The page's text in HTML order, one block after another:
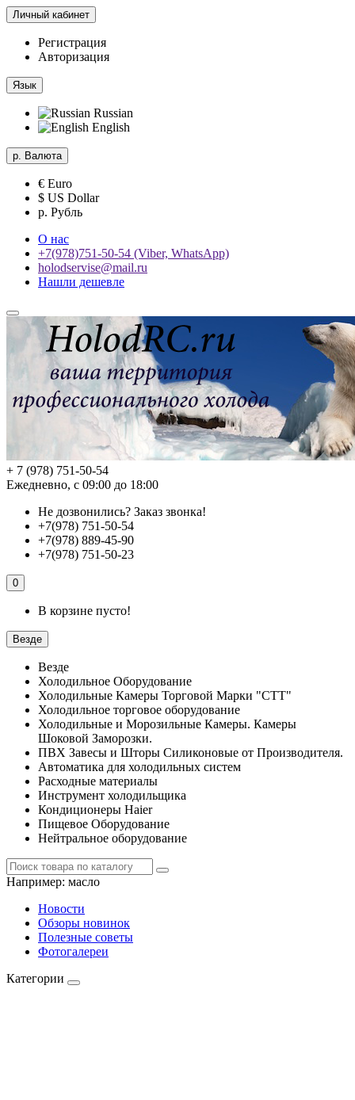
Личный кабинет
Регистрация
Авторизация
Язык
Russian
English
р. Валюта
€ Euro
$ US Dollar
р. Рубль
О нас
+7(978)751-50-54 (Viber, WhatsApp)
holodservise@mail.ru
Нашли дешевле
+ 7 (978) 751-50-54
Ежедневно, с 09:00 до 18:00
Не дозвонились? Заказ звонка!
+7(978) 751-50-54
+7(978) 889-45-90
+7(978) 751-50-23
0
В корзине пусто!
Везде
Везде
Холодильное Оборудование
Холодильные Камеры Торговой Марки "СТТ"
Холодильное торговое оборудование
Холодильные и Морозильные Камеры. Камеры
Шоковой Заморозки.
ПВХ Завесы и Шторы Силиконовые от Производителя.
Автоматика для холодильных систем
Расходные материалы
Инструмент холодильщика
Кондиционеры Haier
Пищевое Оборудование
Нейтральное оборудование
Например: масло
Новости
Обзоры новинок
Полезные советы
Фотогалереи
Категории